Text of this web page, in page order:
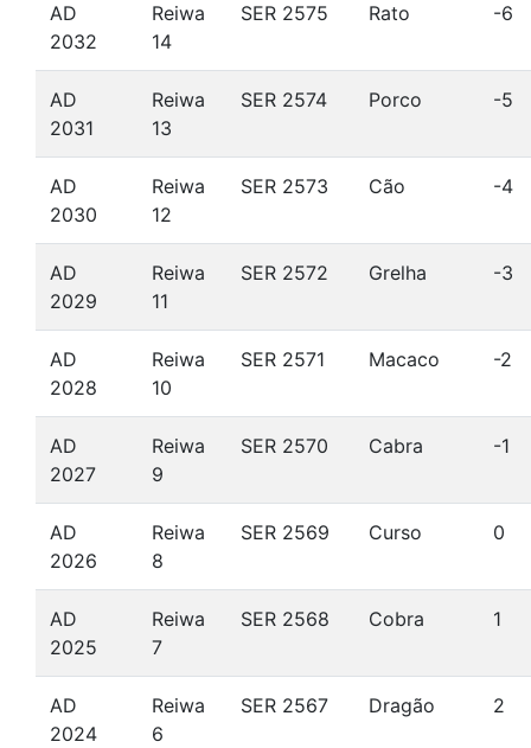
AD
2032
Reiwa
14
SER 2575 Rato -6
AD
2031
Reiwa
13
SER 2574 Porco -5
AD
2030
Reiwa
12
SER 2573 Cão -4
AD
2029
Reiwa
11
SER 2572 Grelha -3
AD
2028
Reiwa
10
SER 2571 Macaco -2
AD
2027
Reiwa
9
SER 2570 Cabra -1
AD
2026
Reiwa
8
SER 2569 Curso 0
AD
2025
Reiwa
7
SER 2568 Cobra 1
AD
2024
Reiwa
6
SER 2567 Dragão 2